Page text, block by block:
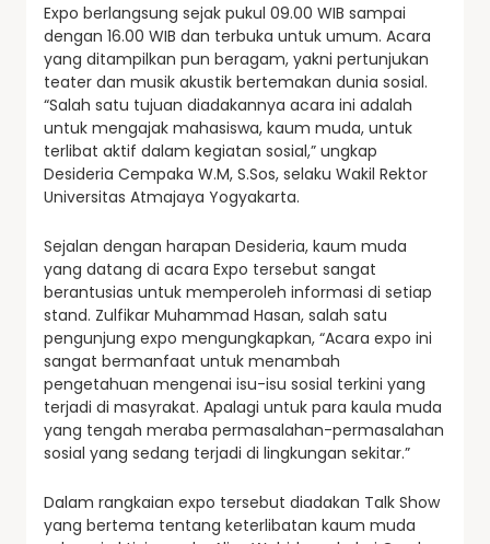
Expo berlangsung sejak pukul 09.00 WIB sampai
dengan 16.00 WIB dan terbuka untuk umum. Acara
yang ditampilkan pun beragam, yakni pertunjukan
teater dan musik akustik bertemakan dunia sosial.
“Salah satu tujuan diadakannya acara ini adalah
untuk mengajak mahasiswa, kaum muda, untuk
terlibat aktif dalam kegiatan sosial,” ungkap
Desideria Cempaka W.M, S.Sos, selaku Wakil Rektor
Universitas Atmajaya Yogyakarta.
Sejalan dengan harapan Desideria, kaum muda
yang datang di acara Expo tersebut sangat
berantusias untuk memperoleh informasi di setiap
stand. Zulfikar Muhammad Hasan, salah satu
pengunjung expo mengungkapkan, “Acara expo ini
sangat bermanfaat untuk menambah
pengetahuan mengenai isu-isu sosial terkini yang
terjadi di masyrakat. Apalagi untuk para kaula muda
yang tengah meraba permasalahan-permasalahan
sosial yang sedang terjadi di lingkungan sekitar.”
Dalam rangkaian expo tersebut diadakan Talk Show
yang bertema tentang keterlibatan kaum muda